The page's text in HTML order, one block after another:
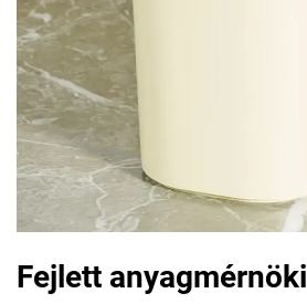
Fejlett anyagmérnöki